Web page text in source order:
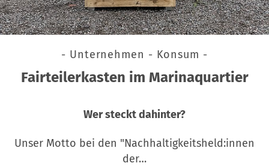
- Unternehmen - Konsum -
Fairteilerkasten im Marinaquartier
Wer steckt dahinter?
Unser Motto bei den "Nachhaltigkeitsheld:innen
der…